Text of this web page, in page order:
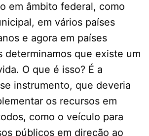
em âmbito federal, como
em vários países
e agora em países
determinamos que existe um
O que é isso? É a
instrumento, que deveria
os recursos em
como o veículo para
públicos em direção ao